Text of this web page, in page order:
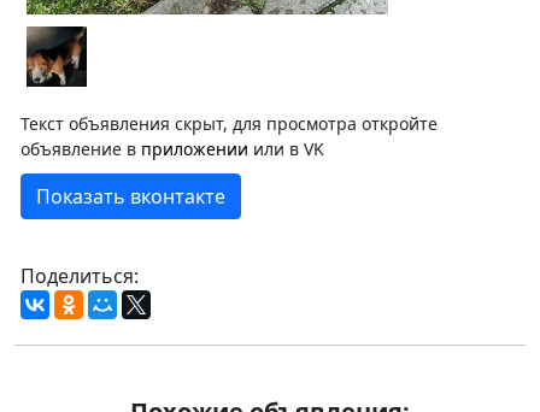
Текст объявления скрыт, для просмотра откройте
объявление в приложении или в VK
Показать вконтакте
Поделиться: